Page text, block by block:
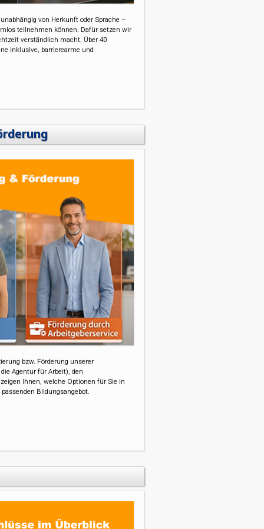
von Herkunft oder Sprache –
teilnehmen können. Dafür setzen wir
verständlich macht. Über 40
inklusive, barrierearme und
bzw. Förderung unserer
Agentur für Arbeit), den
Ihnen, welche Optionen für Sie in
Bildungsangebot.